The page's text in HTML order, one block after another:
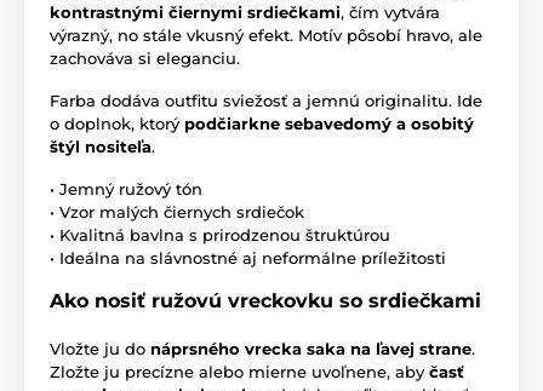
kontrastnými čiernymi srdiečkami, čím vytvára
výrazný, no stále vkusný efekt. Motív pôsobí hravo, ale
zachováva si eleganciu.
Farba dodáva outfitu sviežosť a jemnú originalitu. Ide
o doplnok, ktorý podčiarkne sebavedomý a osobitý
štýl nositeľa.
• Jemný ružový tón
• Vzor malých čiernych srdiečok
• Kvalitná bavlna s prirodzenou štruktúrou
• Ideálna na slávnostné aj neformálne príležitosti
Ako nosiť ružovú vreckovku so srdiečkami
Vložte ju do náprsného vrecka saka na ľavej strane.
Zložte ju precízne alebo mierne uvoľnene, aby časť